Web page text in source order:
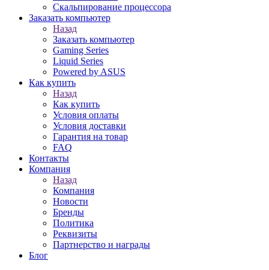
Скальпирование процессора
Заказать компьютер
Назад
Заказать компьютер
Gaming Series
Liquid Series
Powered by ASUS
Как купить
Назад
Как купить
Условия оплаты
Условия доставки
Гарантия на товар
FAQ
Контакты
Компания
Назад
Компания
Новости
Бренды
Политика
Реквизиты
Партнерство и награды
Блог